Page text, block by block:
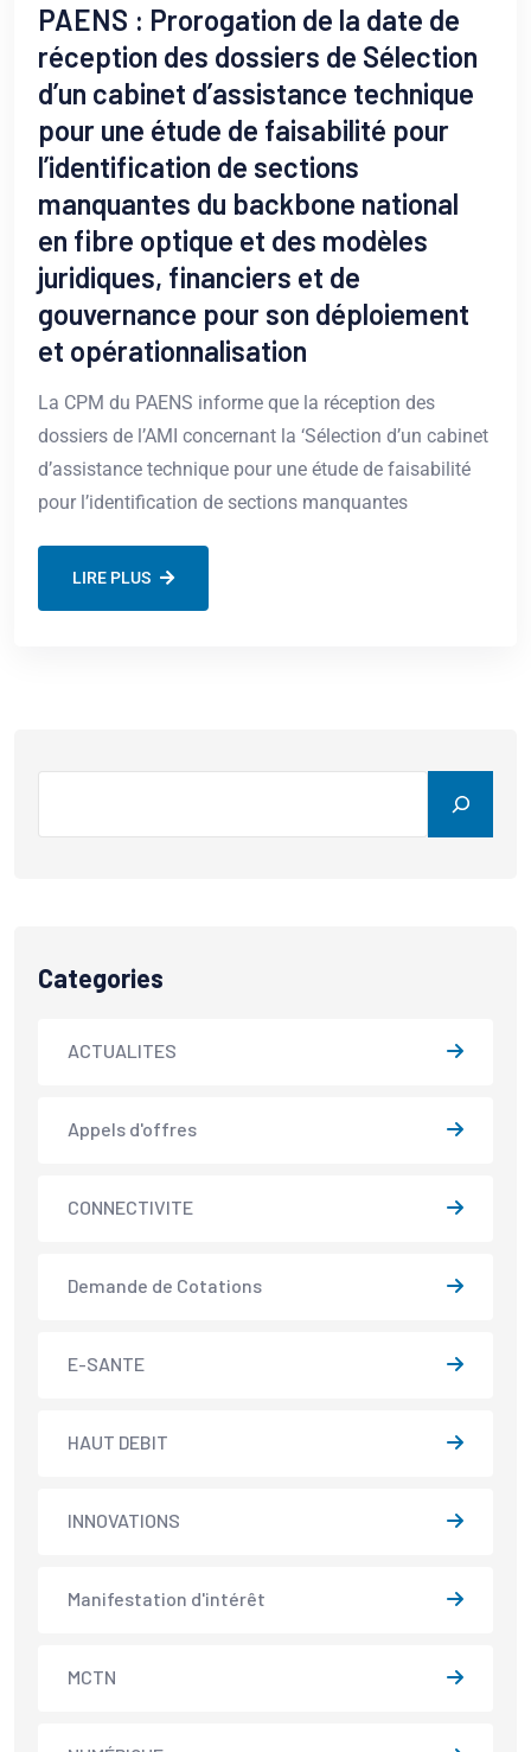
PAENS : Prorogation de la date de
réception des dossiers de Sélection
d’un cabinet d’assistance technique
pour une étude de faisabilité pour
l’identification de sections
manquantes du backbone national
en fibre optique et des modèles
juridiques, financiers et de
gouvernance pour son déploiement
et opérationnalisation
La CPM du PAENS informe que la réception des
dossiers de l’AMI concernant la ‘Sélection d’un cabinet
d’assistance technique pour une étude de faisabilité
pour l’identification de sections manquantes
LIRE PLUS
Categories
ACTUALITES
Appels d'offres
CONNECTIVITE
Demande de Cotations
E-SANTE
HAUT DEBIT
INNOVATIONS
Manifestation d'intérêt
MCTN